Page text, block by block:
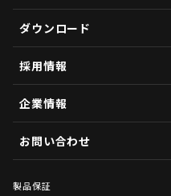
ダウンロード
採用情報
企業情報
お問い合わせ
製品保証